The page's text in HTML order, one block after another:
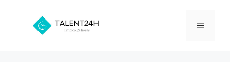
contenido
Menú